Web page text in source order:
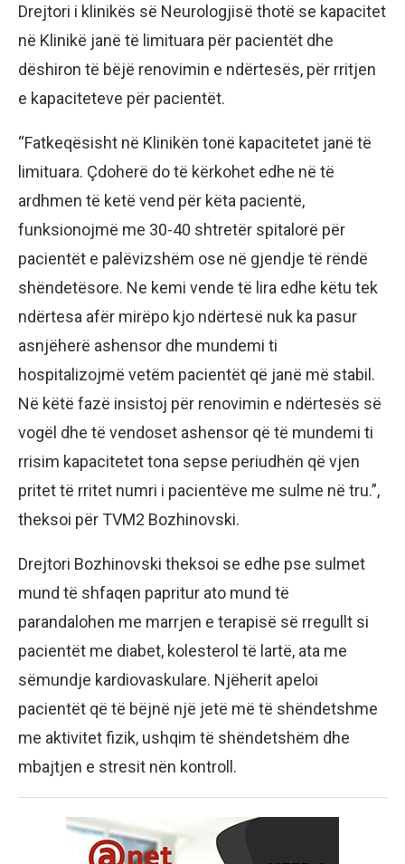
Drejtori i klinikës së Neurologjisë thotë se kapacitet
në Klinikë janë të limituara për pacientët dhe
dëshiron të bëjë renovimin e ndërtesës, për rritjen
e kapaciteteve për pacientët.
“Fatkeqësisht në Klinikën tonë kapacitetet janë të
limituara. Çdoherë do të kërkohet edhe në të
ardhmen të ketë vend për këta pacientë,
funksionojmë me 30-40 shtretër spitalorë për
pacientët e palëvizshëm ose në gjendje të rëndë
shëndetësore. Ne kemi vende të lira edhe këtu tek
ndërtesa afër mirëpo kjo ndërtesë nuk ka pasur
asnjëherë ashensor dhe mundemi ti
hospitalizojmë vetëm pacientët që janë më stabil.
Në këtë fazë insistoj për renovimin e ndërtesës së
vogël dhe të vendoset ashensor që të mundemi ti
rrisim kapacitetet tona sepse periudhën që vjen
pritet të rritet numri i pacientëve me sulme në tru.”,
theksoi për TVM2 Bozhinovski.
Drejtori Bozhinovski theksoi se edhe pse sulmet
mund të shfaqen papritur ato mund të
parandalohen me marrjen e terapisë së rregullt si
pacientët me diabet, kolesterol të lartë, ata me
sëmundje kardiovaskulare. Njëherit apeloi
pacientët që të bëjnë një jetë më të shëndetshme
me aktivitet fizik, ushqim të shëndetshëm dhe
mbajtjen e stresit nën kontroll.